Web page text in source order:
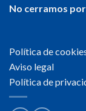
No cerramos
Política de
Aviso legal
Política de